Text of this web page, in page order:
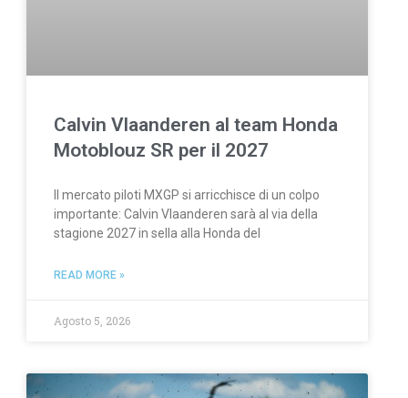
Calvin Vlaanderen al team Honda
Motoblouz SR per il 2027
Il mercato piloti MXGP si arricchisce di un colpo
importante: Calvin Vlaanderen sarà al via della
stagione 2027 in sella alla Honda del
READ MORE »
Agosto 5, 2026